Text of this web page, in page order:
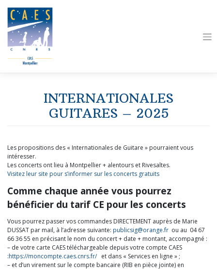
content
INTERNATIONALES
GUITARES – 2025
Les propositions des « Internationales de Guitare » pourraient vous
intéresser.
Les concerts ont lieu à Montpellier + alentours et Rivesaltes.
Visitez leur site pour s’informer sur les concerts gratuits
Comme chaque année vous pourrez
bénéficier du tarif CE pour les concerts
Vous pourrez passer vos commandes DIRECTEMENT auprès de Marie
DUSSAT par mail, à l’adresse suivante: publicsig@orange.fr ou au 04 67
66 36 55 en précisant le nom du concert + date + montant, accompagné :
– de votre carte CAES téléchargeable depuis votre compte CAES
:https://moncompte.caes.cnrs.fr/et dans « Services en ligne » ;
– et d’un virement sur le compte bancaire (RIB en pièce jointe) en